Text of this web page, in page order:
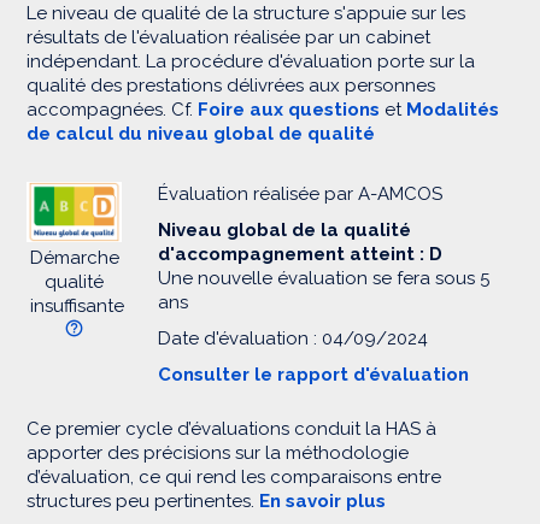
Le niveau de qualité de la structure s'appuie sur les
résultats de l'évaluation réalisée par un cabinet
indépendant. La procédure d'évaluation porte sur la
qualité des prestations délivrées aux personnes
accompagnées. Cf. Foire aux questions et Modalités
de calcul du niveau global de qualité
Démarche
qualité
insuffisante
Évaluation réalisée par A-AMCOS
Niveau global de la qualité
d'accompagnement atteint : D
Une nouvelle évaluation se fera sous 5
ans
Date d'évaluation : 04/09/2024
Consulter le rapport d'évaluation
Ce premier cycle d’évaluations conduit la HAS à
apporter des précisions sur la méthodologie
d’évaluation, ce qui rend les comparaisons entre
structures peu pertinentes. En savoir plus